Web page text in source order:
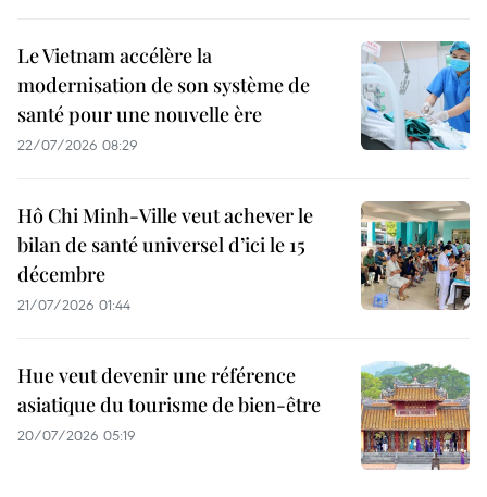
Le Vietnam accélère la
modernisation de son système de
santé pour une nouvelle ère
22/07/2026 08:29
Hô Chi Minh-Ville veut achever le
bilan de santé universel d’ici le 15
décembre
21/07/2026 01:44
Hue veut devenir une référence
asiatique du tourisme de bien-être
20/07/2026 05:19